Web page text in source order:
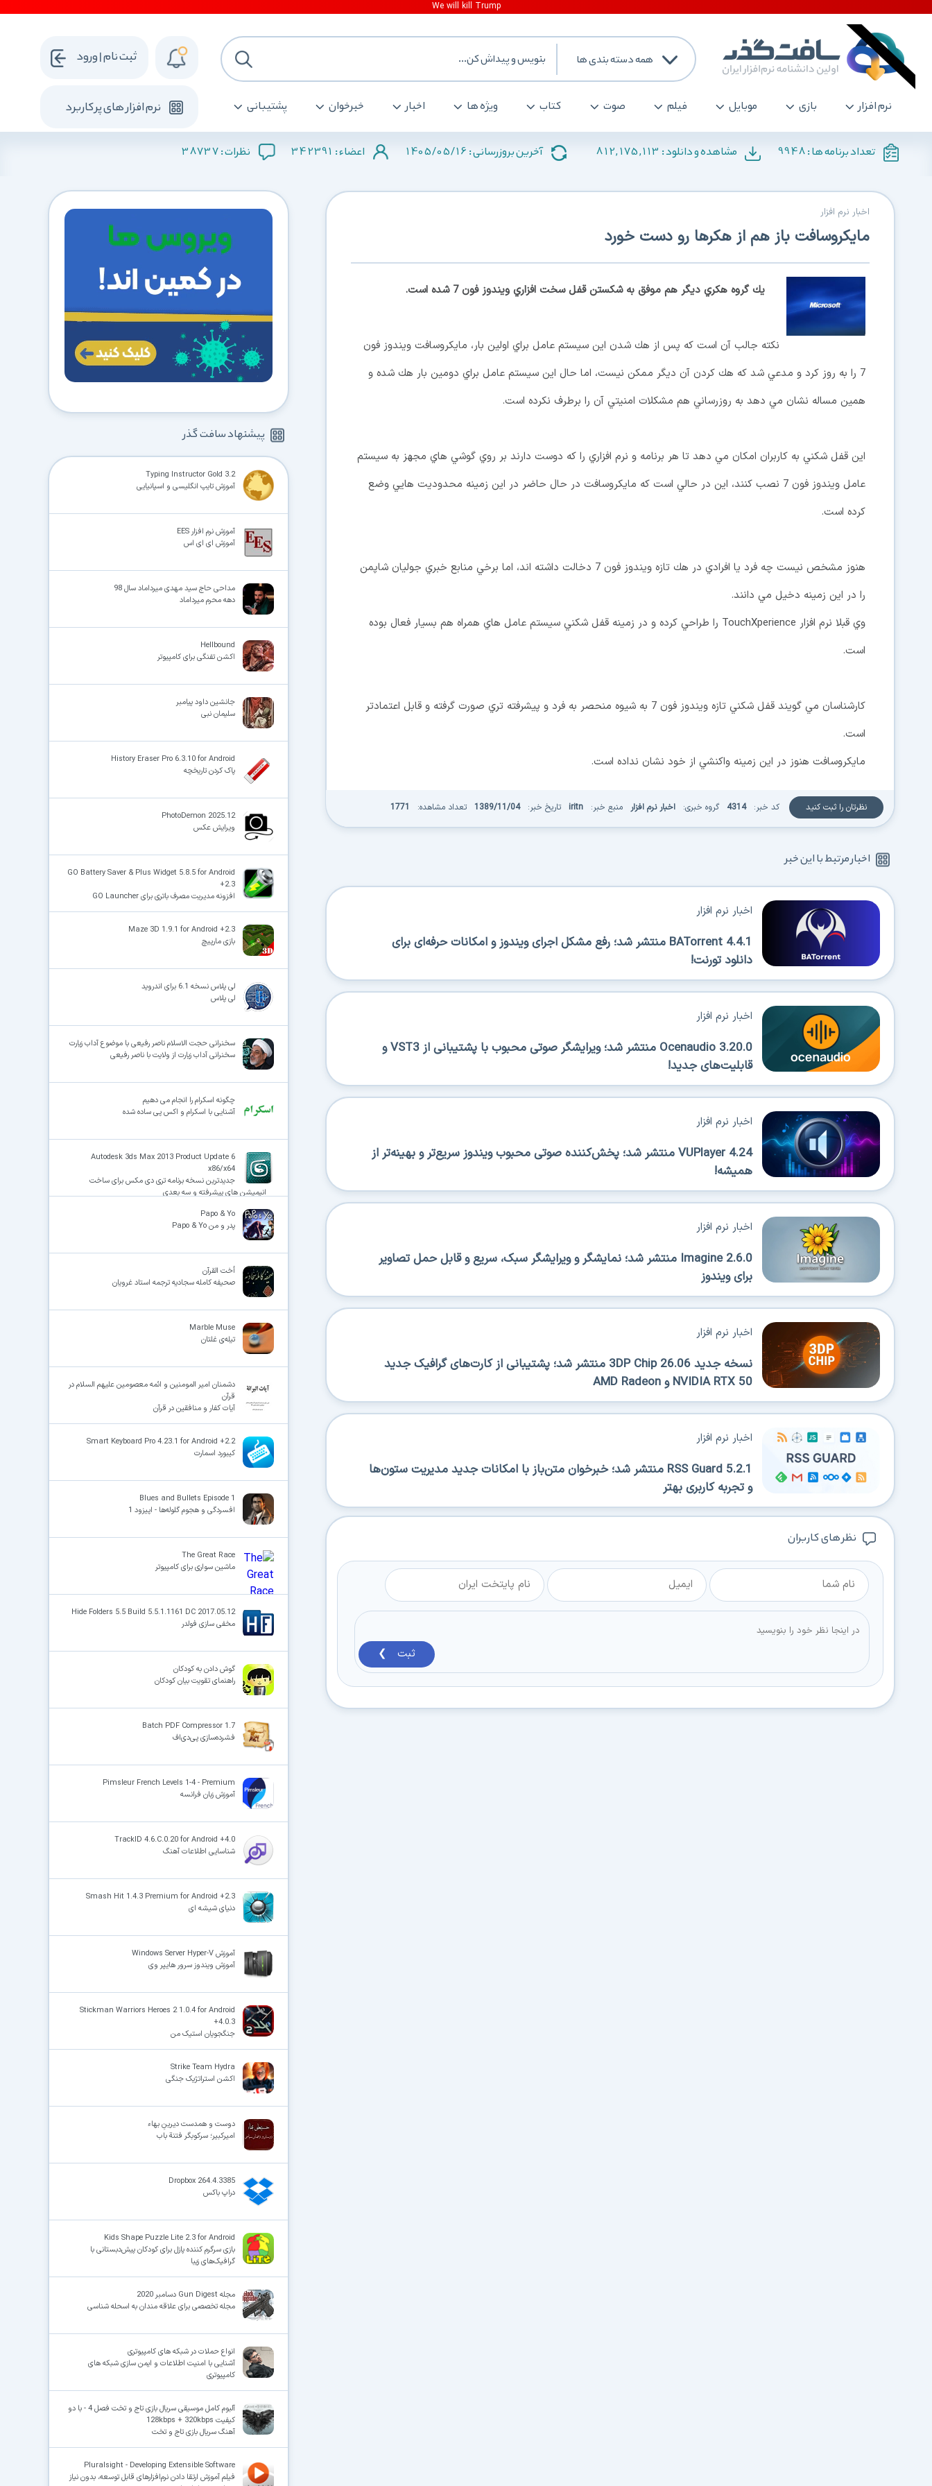
همه دسته بندی ها
نرم افزار بازی موبایل فیلم صوت کتاب ویژه ها اخبار خبرخوان پشتیبانی نرم افزار های پرکاربرد
ثبت نام | ورود
تعداد برنامه ها :9948 مشاهده و دانلود : 812,175,113 آخرین بروزرسانی : 1405/05/16 اعضاء : 342391 نظرات :38737
اخبار نرم افزار
مایکروسافت باز هم از هکرها رو دست خورد
يك گروه هكري ديگر هم موفق به شكستن قفل سخت افزاري ويندوز فون 7 شده است.
نكته جالب آن است كه پس از هك شدن اين سيستم عامل براي اولين بار، مايكروسافت ويندوز فون
7 را به روز كرد و مدعي شد كه هك كردن آن ديگر ممكن نيست، اما حال اين سيستم عامل براي دومين بار هك شده و
همين مساله نشان مي دهد به روزرساني هم مشكلات امنيتي آن را برطرف نكرده است.
اين قفل شكني به كاربران امكان مي دهد تا هر برنامه و نرم افزاري را كه دوست دارند بر روي گوشي هاي مجهز به سيستم
عامل ويندوز فون 7 نصب كنند، اين در حالي است كه مايكروسافت در حال حاضر در اين زمينه محدوديت هايي وضع
كرده است.
هنوز مشخص نيست چه فرد يا افرادي در هك تازه ويندوز فون 7 دخالت داشته اند، اما برخي منابع خبري جوليان شاپمن
را در اين زمينه دخيل مي دانند.
وي قبلا نرم افزار TouchXperience را طراحي كرده و در زمينه قفل شكني سيستم عامل هاي همراه هم بسيار فعال بوده
است.
كارشناسان مي گويند قفل شكني تازه ويندوز فون 7 به شيوه منحصر به فرد و پيشرفته تري صورت گرفته و قابل اعتمادتر
است.
مايكروسافت هنوز در اين زمينه واكنشي از خود نشان نداده است.
نظرتان را ثبت کنید کد خبر: 4314 گروه خبری: اخبار نرم افزار منبع خبر: iritn تاریخ خبر: 1389/11/04 تعداد مشاهده: 1771
اخبار مرتبط با این خبر
BATorrent 4.4.1 منتشر شد؛ رفع مشکل اجرای ویندوز و امکانات حرفه‌ای برای
دانلود تورنت!
اخبار نرم افزار
Ocenaudio 3.20.0 منتشر شد؛ ویرایشگر صوتی محبوب با پشتیبانی از VST3 و
قابلیت‌های جدید!
اخبار نرم افزار
VUPlayer 4.24 منتشر شد؛ پخش‌کننده صوتی محبوب ویندوز سریع‌تر و بهینه‌تر از
همیشه!
اخبار نرم افزار
Imagine 2.6.0 منتشر شد؛ نمایشگر و ویرایشگر سبک، سریع و قابل حمل تصاویر
برای ویندوز
اخبار نرم افزار
نسخه جدید 3DP Chip 26.06 منتشر شد؛ پشتیبانی از کارت‌های گرافیک جدید
NVIDIA RTX 50 و AMD Radeon
اخبار نرم افزار
RSS Guard 5.2.1 منتشر شد؛ خبرخوان متن‌باز با امکانات جدید مدیریت ستون‌ها
و تجربه کاربری بهتر
اخبار نرم افزار
نظر های کاربران
ثبت ❯
پیشنهاد سافت گذر
Typing Instructor Gold 3.2
آموزش تایپ انگلیسی و اسپانیایی
آموزش نرم افزار EES
آموزش ای ای اس
مداحی حاج سید مهدی میرداماد سال 98
دهه محرم میرداماد
Hellbound
اکشن تفنگی برای کامپیوتر
جانشین داود پیامبر
سلیمان نبی
History Eraser Pro 6.3.10 for Android
پاک کردن تاریخچه
PhotoDemon 2025.12
ویرایش عکس
GO Battery Saver & Plus Widget 5.8.5 for Android
+2.3
افزونه مدیریت مصرف باتری برای GO Launcher
Maze 3D 1.9.1 for Android +2.3
بازی مارپیچ
لی پلاس نسخه 6.1 برای اندروید
لی پلاس
سخنرانی حجت الاسلام ناصر رفیعی با موضوع آداب زیارت
سخنرانی آداب زیارت از ولایت با ناصر رفیعی
چگونه اسکرام را انجام می دهیم
آشنایی با اسکرام و اکس پی ساده شده
Autodesk 3ds Max 2013 Product Update 6
x86/x64
جدیدترین نسخه برنامه تری دی مکس برای ساخت
انیمیشن های پیشرفته و سه بعدی
Papo & Yo
پدر و من Papo & Yo
أخت القرآن
صحیفه کامله سجادیه ترجمه استاد غرویان
Marble Muse
تیله‌ی غلتان
دشمنان امیر المومنین و ائمه‌ معصومین علیهم السلام در
قرآن
آیات کفار و منافقین در قرآن
Smart Keyboard Pro 4.23.1 for Android +2.2
کیبورد اسمارت
Blues and Bullets Episode 1
افسردگی و هجوم گلوله‌ها - اپیزود 1
The Great Race
ماشین سواری برای کامپیوتر
Hide Folders 5.5 Build 5.5.1.1161 DC 2017.05.12
مخفی سازی فولدر
گوش دادن به کودکان
راهنمای تقویت بیان کودکان
Batch PDF Compressor 1.7
فشرده‌سازی پی‌دی‌اف
Pimsleur French Levels 1-4 - Premium
آموزش زبان فرانسه
TrackID 4.6.C.0.20 for Android +4.0
شناسایی اطلاعات آهنگ
Smash Hit 1.4.3 Premium for Android +2.3
دنیای شیشه ای
آموزش Windows Server Hyper-V
آموزش ویندوز سرور هایپر وی
Stickman Warriors Heroes 2 1.0.4 for Android
+4.0.3
جنگجویان استیک من
Strike Team Hydra
اکشن استراتژیک جنگی
دوست و همدست دیرینِ بهاء
امیرکبیر؛ سرکوبگر فتنة باب
Dropbox 264.4.3385
دراپ باکس
Kids Shape Puzzle Lite 2.3 for Android
بازی سرگرم کننده پازل برای کودکان پیش‌دبستانی با
گرافیک‌های زیبا
مجله Gun Digest دسامبر 2020
مجله تخصصی برای علاقه مندان به اسحله شناسی
انواع حملات در شبکه های کامپیوتری
آشنایی با امنیت اطلاعات و ایمن سازی شبکه های
کامپیوتری
آلبوم کامل موسیقی سریال بازی تاج و تخت فصل 4 - با دو
کیفیت 128kbps + 320kbps
آهنگ سریال بازی تاج و تخت
Pluralsight - Developing Extensible Software
فیلم آموزش ارتقا دادن نرم‌افزارهای قابل توسعه، بدون نیاز